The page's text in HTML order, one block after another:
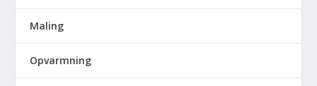
Maling
Opvarmning